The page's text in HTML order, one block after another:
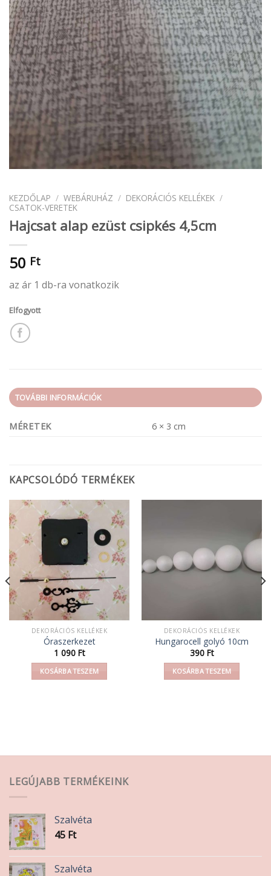
KEZDŐLAP / WEBÁRUHÁZ / DEKORÁCIÓS KELLÉKEK /
CSATOK-VERETEK
Hajcsat alap ezüst csipkés 4,5cm
50 Ft
az ár 1 db-ra vonatkozik
Elfogyott
TOVÁBBI INFORMÁCIÓK
MÉRETEK 6 × 3 cm
KAPCSOLÓDÓ TERMÉKEK
DEKORÁCIÓS KELLÉKEK
Óraszerkezet
1 090 Ft
KOSÁRBA TESZEM
DEKORÁCIÓS KELLÉKEK
Hungarocell golyó 10cm
390 Ft
KOSÁRBA TESZEM
LEGÚJABB TERMÉKEINK
Szalvéta
45 Ft
Szalvéta